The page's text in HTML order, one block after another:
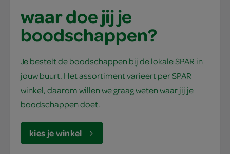
waar doe jij je
boodschappen?
Je bestelt de boodschappen bij de lokale SPAR in
jouw buurt. Het assortiment varieert per SPAR
winkel, daarom willen we graag weten waar jij je
boodschappen doet.
kies je winkel